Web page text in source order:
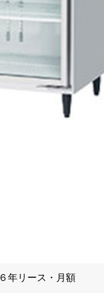
６年リース・月額